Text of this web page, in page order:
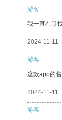
游客
我一直在寻
2024-11-11
游客
这款app的
2024-11-11
游客